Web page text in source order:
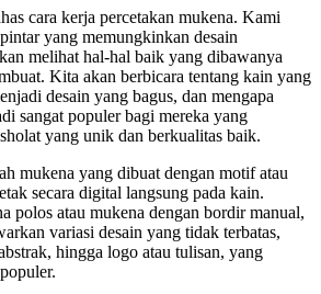
cara kerja percetakan mukena. Kami
yang memungkinkan desain
melihat hal-hal baik yang dibawanya
Kita akan berbicara tentang kain yang
desain yang bagus, dan mengapa
sangat populer bagi mereka yang
yang unik dan berkualitas baik.
mukena yang dibuat dengan motif atau
secara digital langsung pada kain.
polos atau mukena dengan bordir manual,
variasi desain yang tidak terbatas,
hingga logo atau tulisan, yang